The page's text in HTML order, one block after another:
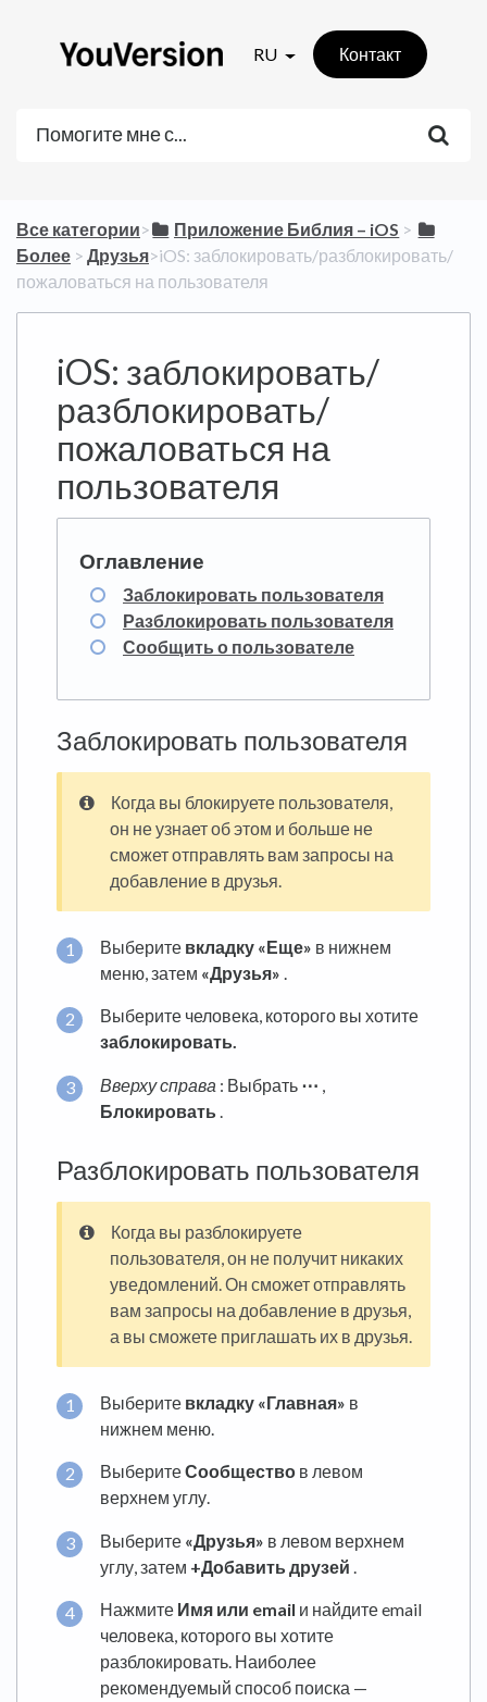
RU Контакт
Все категории​>​ ​Приложение Библия – iOS ​ > ​
Более ​ > ​ ​Друзья​>​ iOS: заблокировать/разблокировать/
пожаловаться на пользователя
iOS: заблокировать/
разблокировать/
пожаловаться на
пользователя
Заблокировать пользователя
Разблокировать пользователя
Сообщить о пользователе
Заблокировать пользователя
Когда вы блокируете пользователя,
он не узнает об этом и больше не
сможет отправлять вам запросы на
добавление в друзья.
Выберите вкладку «Еще» в нижнем
меню, затем «Друзья» .
Выберите человека, которого вы хотите
заблокировать.
Вверху справа : Выбрать ⋯ ,
Блокировать .
Разблокировать пользователя
Когда вы разблокируете
пользователя, он не получит никаких
уведомлений. Он сможет отправлять
вам запросы на добавление в друзья,
а вы сможете приглашать их в друзья.
Выберите вкладку «Главная» в
нижнем меню.
ВыберитеСообщество в левом
верхнем углу.
Выберите «Друзья» в левом верхнем
углу, затем +Добавить друзей .
Нажмите Имя или email и найдите email
человека, которого вы хотите
разблокировать. Наиболее
рекомендуемый способ поиска —